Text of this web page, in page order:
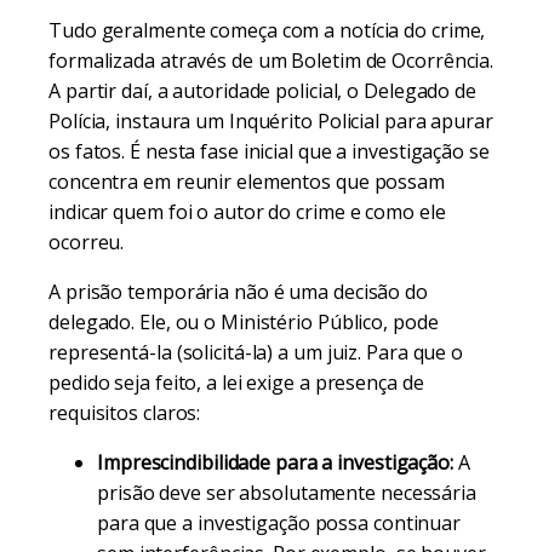
Tudo geralmente começa com a notícia do crime,
formalizada através de um Boletim de Ocorrência.
A partir daí, a autoridade policial, o Delegado de
Polícia, instaura um Inquérito Policial para apurar
os fatos. É nesta fase inicial que a investigação se
concentra em reunir elementos que possam
indicar quem foi o autor do crime e como ele
ocorreu.
A prisão temporária não é uma decisão do
delegado. Ele, ou o Ministério Público, pode
representá-la (solicitá-la) a um juiz. Para que o
pedido seja feito, a lei exige a presença de
requisitos claros:
Imprescindibilidade para a investigação:A
prisão deve ser absolutamente necessária
para que a investigação possa continuar